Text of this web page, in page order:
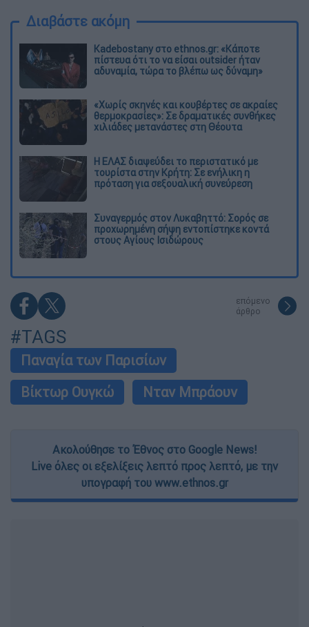
Διαβάστε ακόμη
Kadebostany στο ethnos.gr: «Κάποτε
πίστευα ότι το να είσαι outsider ήταν
αδυναμία, τώρα το βλέπω ως δύναμη»
«Χωρίς σκηνές και κουβέρτες σε ακραίες
θερμοκρασίες»: Σε δραματικές συνθήκες
χιλιάδες μετανάστες στη Θέουτα
Η ΕΛΑΣ διαψεύδει το περιστατικό με
τουρίστα στην Κρήτη: Σε ενήλικη η
πρόταση για σεξουαλική συνεύρεση
Συναγερμός στον Λυκαβηττό: Σορός σε
προχωρημένη σήψη εντοπίστηκε κοντά
στους Αγίους Ισιδώρους
επόμενο
άρθρο
#TAGS
Παναγία των Παρισίων
Βίκτωρ Ουγκώ
Νταν Μπράουν
Ακολούθησε το Έθνος στο Google News!
Live όλες οι εξελίξεις λεπτό προς λεπτό, με την
υπογραφή του www.ethnos.gr